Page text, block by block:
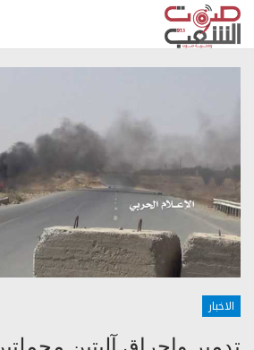
الاخبار